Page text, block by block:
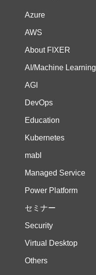
Azure
AWS
About FIXER
AI/Machine Learning
AGI
DevOps
Education
Kubernetes
mabl
Managed Service
Power Platform
セミナー
Security
Virtual Desktop
Others